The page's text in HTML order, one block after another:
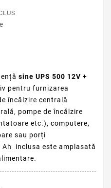
sine UPS 500 12V +
pentru furnizarea
încălzire centrală
pompe de încălzire
etc.), computere,
sau porți
Ah inclusa este amplasată